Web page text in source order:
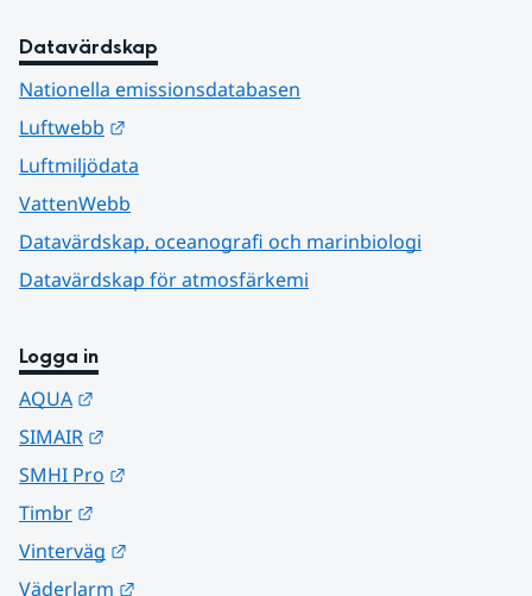
Datavärdskap
Nationella emissionsdatabasen
Luftwebb
Luftmiljödata
VattenWebb
Datavärdskap, oceanografi och marinbiologi
Datavärdskap för atmosfärkemi
Logga in
AQUA
SIMAIR
SMHI Pro
Timbr
Vinterväg
Väderlarm